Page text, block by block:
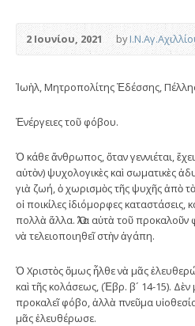
2 Ιουνίου, 2021 by
Ἰωὴλ, Μητροπολίτης Ἐδέσσης,
Ἐνέργειες τοῦ φόβου.
Ὁ κάθε ἄνθρωπος, ὅταν γεννιέται,
αὐτὸν) ψυχολογικὲς καὶ σωματικὲς
γιὰ ζωή, ὁ χωρισμὸς τῆς ψυχῆς ἀπὸ
οἱ ποικίλες ἰδιόμορφες καταστάσεις,
πολλὰ ἄλλα. Ὅλα αὐτὰ τοῦ
νὰ τελειοποιηθεῖ στὴν ἀγάπη.
Ὁ Χριστὸς ὅμως ἦλθε νὰ μᾶς
καὶ τῆς κολάσεως, (Ἑβρ. β´ 14-15).
προκαλεῖ φόβο, ἀλλὰ πνεῦμα
μᾶς ἐλευθέρωσε.